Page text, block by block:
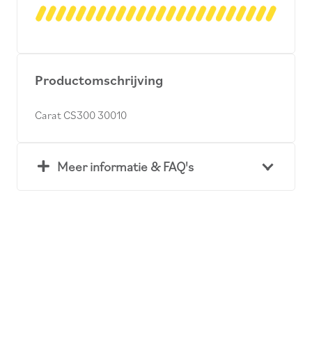
Productomschrijving
Carat CS300 30010
Meer informatie & FAQ's